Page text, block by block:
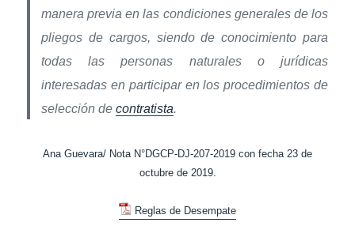
manera previa en las condiciones generales de los
pliegos de cargos, siendo de conocimiento para
todas las personas naturales o jurídicas
interesadas en participar en los procedimientos de
selección decontratista.
Ana Guevara/ Nota N°DGCP-DJ-207-2019 con fecha 23 de
octubre de 2019.
Reglas de Desempate